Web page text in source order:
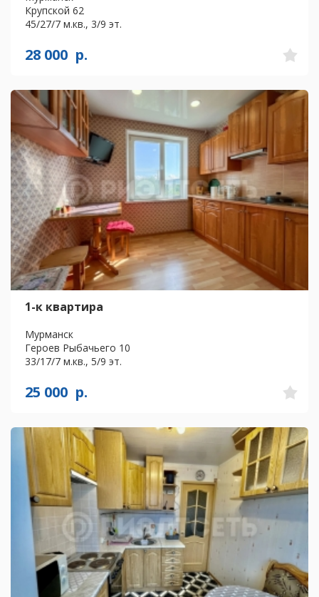
Крупской 62
45/27/7 м.кв., 3/9 эт.
28 000 р.
1-к квартира
Мурманск
Героев Рыбачьего 10
33/17/7 м.кв., 5/9 эт.
25 000 р.